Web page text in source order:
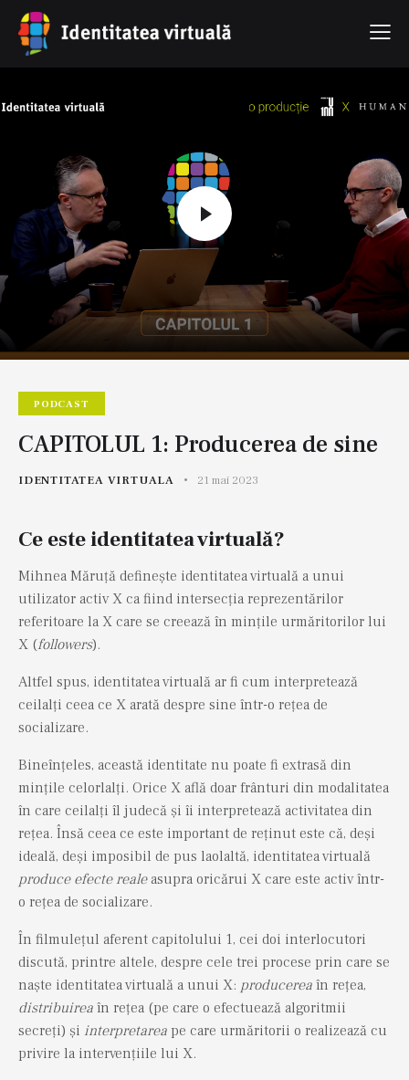
PODCAST
CAPITOLUL 1: Producerea de sine
IDENTITATEA VIRTUALA 21 mai 2023
Ce este identitatea virtuală?
Mihnea Măruță definește identitatea virtuală a unui
utilizator activ X ca fiind intersecția reprezentărilor
referitoare la X care se creează în mințile urmăritorilor lui
X (followers).
Altfel spus, identitatea virtuală ar fi cum interpretează
ceilalți ceea ce X arată despre sine într-o rețea de
socializare.
Bineînțeles, această identitate nu poate fi extrasă din
mințile celorlalți. Orice X află doar frânturi din modalitatea
în care ceilalți îl judecă și îi interpretează activitatea din
rețea. Însă ceea ce este important de reținut este că, deși
ideală, deși imposibil de pus laolaltă, identitatea virtuală
produce efecte realeasupra oricărui X care este activ într-
o rețea de socializare.
În filmulețul aferent capitolului 1, cei doi interlocutori
discută, printre altele, despre cele trei procese prin care se
naște identitatea virtuală a unui X: producerea în rețea,
distribuirea în rețea (pe care o efectuează algoritmii
secreți) și interpretarea pe care urmăritorii o realizează cu
privire la intervențiile lui X.